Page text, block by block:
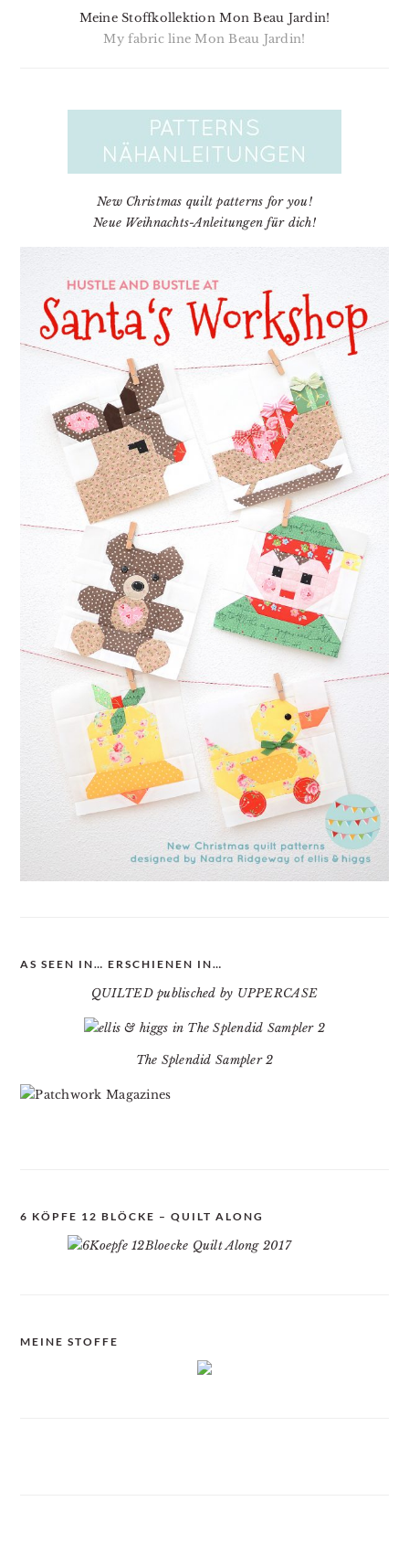
Meine Stoffkollektion Mon Beau Jardin!
My fabric line Mon Beau Jardin!
New Christmas quilt patterns for you!
Neue Weihnachts-Anleitungen für dich!
AS SEEN IN… ERSCHIENEN IN…
QUILTED publisched by UPPERCASE
The Splendid Sampler 2
6 KÖPFE 12 BLÖCKE – QUILT ALONG
MEINE STOFFE